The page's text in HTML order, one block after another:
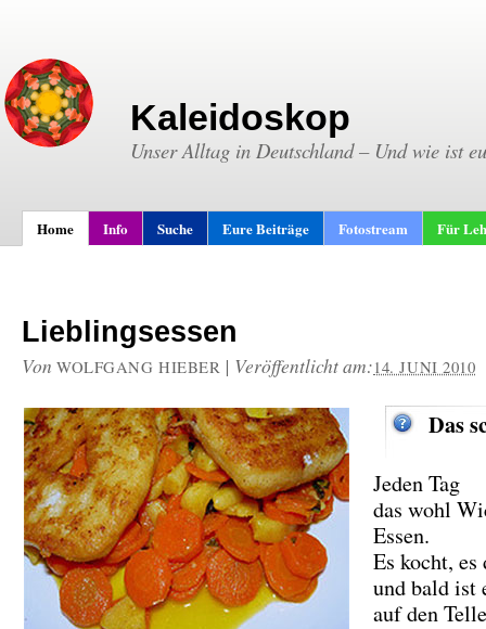
Kaleidoskop
Unser Alltag in Deutschland – Und wie ist
Home Info Suche Eure Beiträge Fotostream Für
Lieblingsessen
Von WOLFGANG HIEBER | Veröffentlicht am:14. JUNI 2010
Das
Jeden Tag
das wohl
Essen.
Es kocht,
und bald ist
auf den